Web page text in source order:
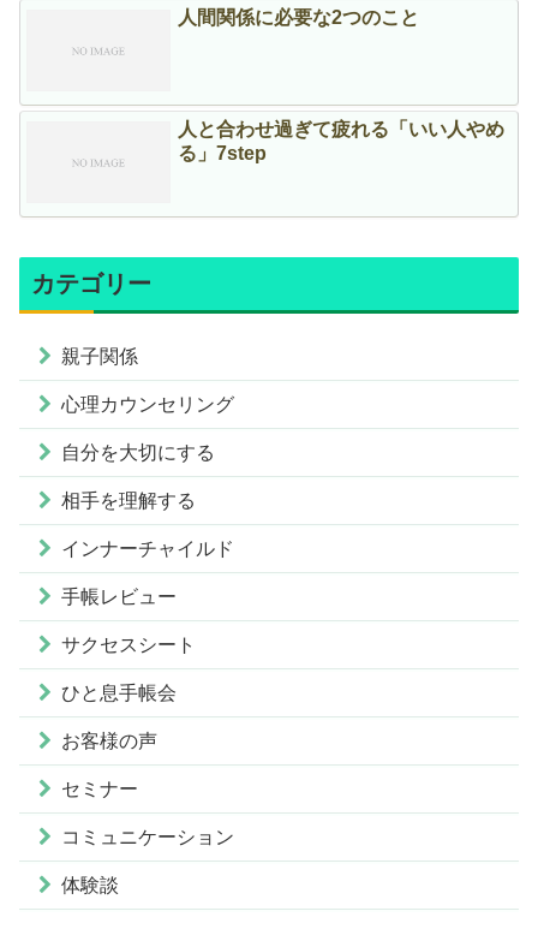
人間関係に必要な2つのこと
人と合わせ過ぎて疲れる「いい人やめ
る」7step
カテゴリー
親子関係
心理カウンセリング
自分を大切にする
相手を理解する
インナーチャイルド
手帳レビュー
サクセスシート
ひと息手帳会
お客様の声
セミナー
コミュニケーション
体験談